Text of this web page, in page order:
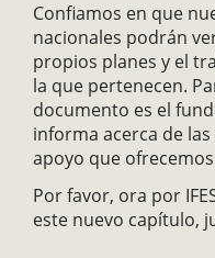
Confiamos en que
nacionales podrán
propios planes y el
la que pertenecen.
documento es el
informa acerca de
apoyo que
Por favor, ora por
este nuevo capítulo,